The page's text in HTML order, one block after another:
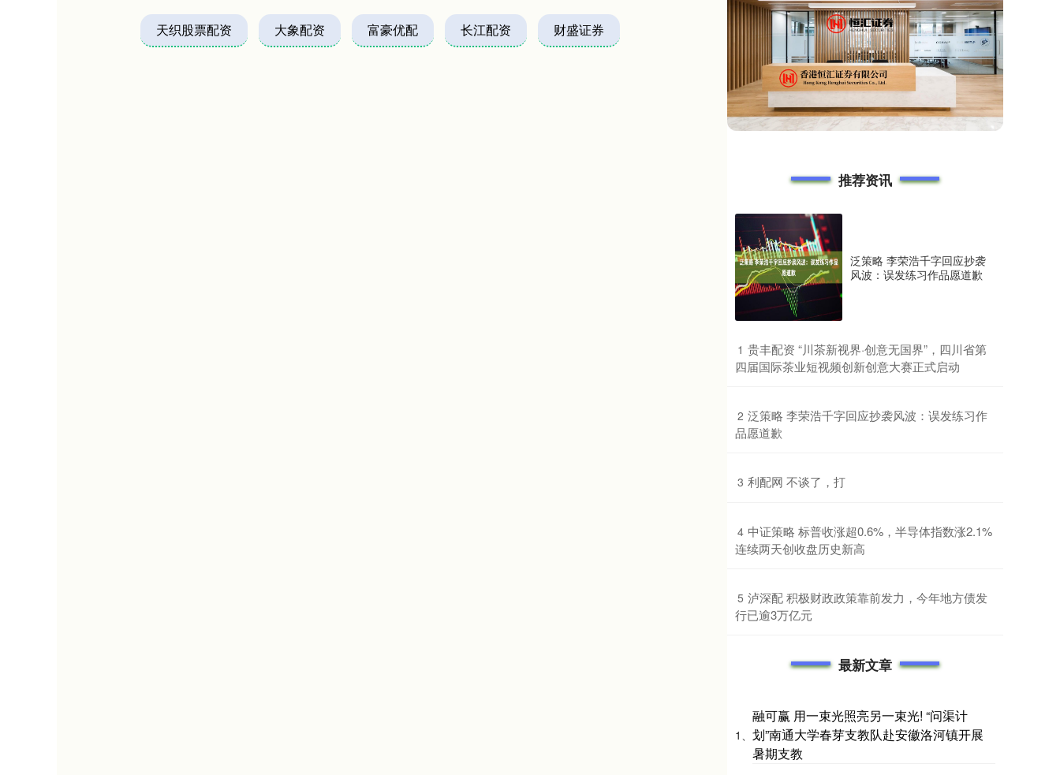
天织股票配资 大象配资 富豪优配 长江配资 财盛证券
推荐资讯
泛策略 李荣浩千字回应抄袭
风波：误发练习作品愿道歉
1 ​贵丰配资 “川茶新视界·创意无国界”，四川省第
四届国际茶业短视频创新创意大赛正式启动
2 ​泛策略 李荣浩千字回应抄袭风波：误发练习作
品愿道歉
3 ​利配网 不谈了，打
4 ​中证策略 标普收涨超0.6%，半导体指数涨2.1%
连续两天创收盘历史新高
5 ​泸深配 积极财政政策靠前发力，今年地方债发
行已逾3万亿元
最新文章
1、
融可赢 用一束光照亮另一束光! “问渠计
划”南通大学春芽支教队赴安徽洛河镇开展
暑期支教